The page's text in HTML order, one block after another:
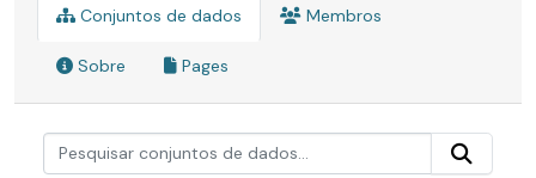
Conjuntos de dados Membros
Sobre Pages